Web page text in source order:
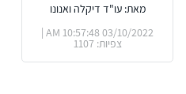
מאת: עו"ד דיקלה ואנונו
03/10/2022 10:57:48 AM |
צפיות: 1107